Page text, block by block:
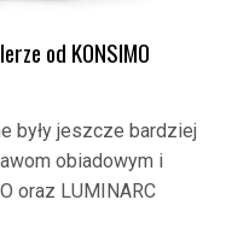
od KONSIMO
były jeszcze bardziej
obiadowym i
oraz LUMINARC